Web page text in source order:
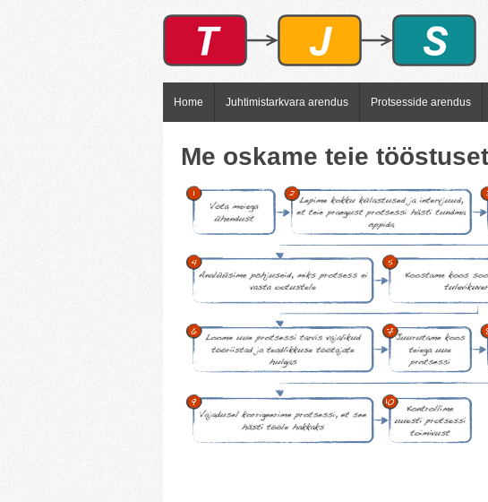
Home Juhtimistarkvara arendus Protsesside arendus
Me oskame teie